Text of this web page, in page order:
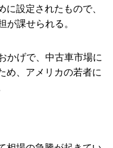
設定されたもので、
課せられる。
かげで、中古車市場に
め、アメリカの若者に